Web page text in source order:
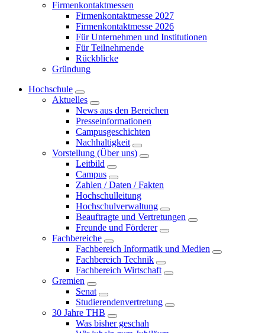
Firmenkontaktmessen
Firmenkontaktmesse 2027
Firmenkontaktmesse 2026
Für Unternehmen und Institutionen
Für Teilnehmende
Rückblicke
Gründung
Hochschule
Aktuelles
News aus den Bereichen
Presseinformationen
Campusgeschichten
Nachhaltigkeit
Vorstellung (Über uns)
Leitbild
Campus
Zahlen / Daten / Fakten
Hochschulleitung
Hochschulverwaltung
Beauftragte und Vertretungen
Freunde und Förderer
Fachbereiche
Fachbereich Informatik und Medien
Fachbereich Technik
Fachbereich Wirtschaft
Gremien
Senat
Studierendenvertretung
30 Jahre THB
Was bisher geschah